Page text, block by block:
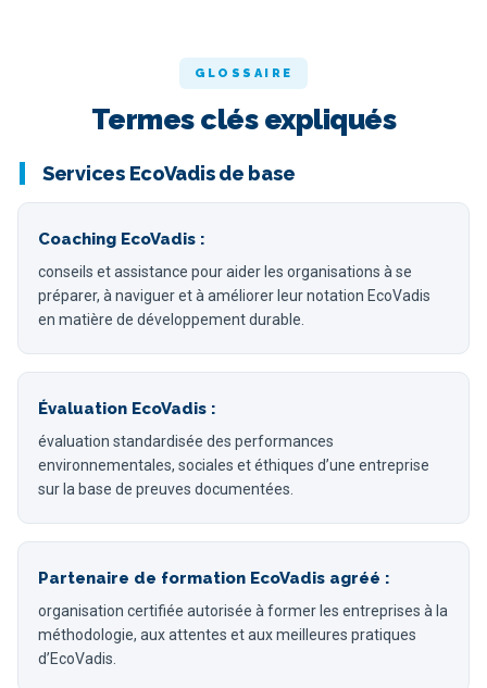
GLOSSAIRE
Termes clés expliqués
Services EcoVadis de base
Coaching EcoVadis :
conseils et assistance pour aider les organisations à se
préparer, à naviguer et à améliorer leur notation EcoVadis
en matière de développement durable.
Évaluation EcoVadis :
évaluation standardisée des performances
environnementales, sociales et éthiques d’une entreprise
sur la base de preuves documentées.
Partenaire de formation EcoVadis agréé :
organisation certifiée autorisée à former les entreprises à la
méthodologie, aux attentes et aux meilleures pratiques
d’EcoVadis.